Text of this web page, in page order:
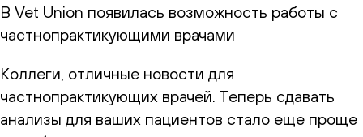
В Vet Union появилась возможность работы с
частнопрактикующими врачами
Коллеги, отличные новости для
частнопрактикующих врачей. Теперь сдавать
анализы для ваших пациентов стало еще проще